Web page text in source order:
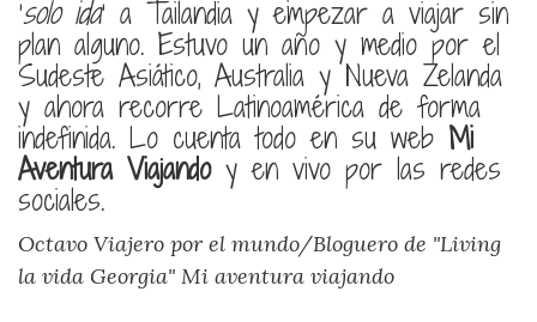
'solo ida' a Tailandia y empezar a viajar sin
plan alguno. Estuvo un año y medio por el
Sudeste Asiático, Australia y Nueva Zelanda
y ahora recorre Latinoamérica de forma
indefinida. Lo cuenta todo en su web Mi
Aventura Viajandoy en vivo por las redes
sociales.
Octavo Viajero por el mundo/Bloguero de "Living
la vida Georgia" Mi aventura viajando